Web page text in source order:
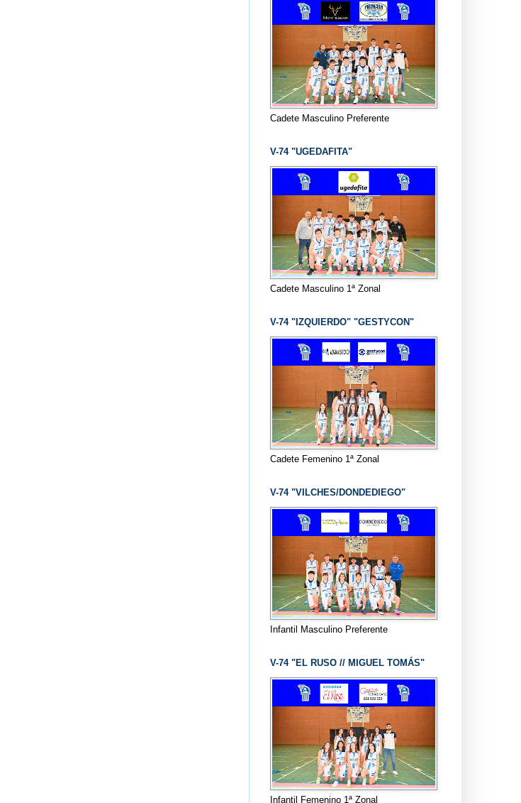
Cadete Masculino Preferente
V-74 "UGEDAFITA"
Cadete Masculino 1ª Zonal
V-74 "IZQUIERDO" "GESTYCON"
Cadete Femenino 1ª Zonal
V-74 "VILCHES/DONDEDIEGO"
Infantil Masculino Preferente
V-74 "EL RUSO // MIGUEL TOMÁS"
Infantil Femenino 1ª Zonal